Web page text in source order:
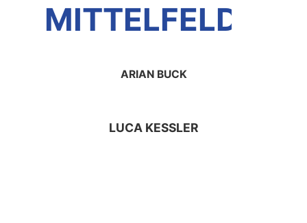
MITTELFELD
ARIAN BUCK
LUCA KESSLER